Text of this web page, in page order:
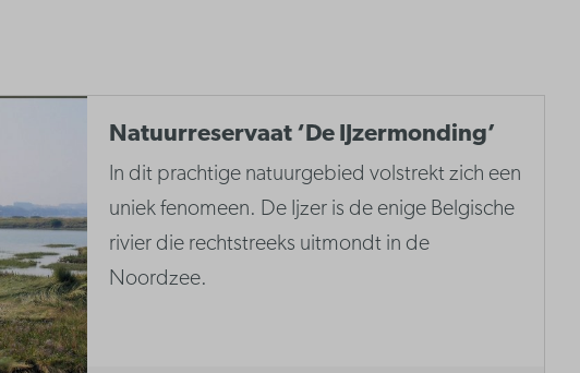
Natuurreservaat ‘De IJzermonding’
In dit prachtige natuurgebied volstrekt zich een
uniek fenomeen. De Ijzer is de enige Belgische
rivier die rechtstreeks uitmondt in de
Noordzee.